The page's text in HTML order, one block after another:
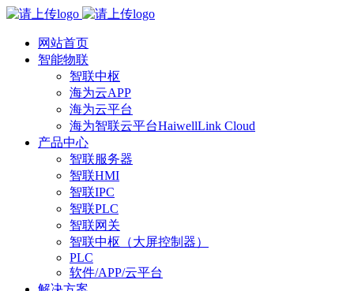
网站首页
智能物联
智联中枢
海为云APP
海为云平台
海为智联云平台HaiwellLink Cloud
产品中心
智联服务器
智联HMI
智联IPC
智联PLC
智联网关
智联中枢（大屏控制器）
PLC
软件/APP/云平台